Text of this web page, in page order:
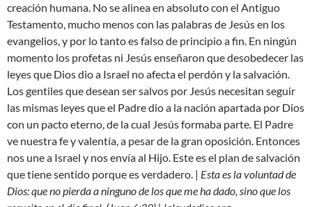
creación humana. No se alinea en absoluto con el Antiguo
Testamento, mucho menos con las palabras de Jesús en los
evangelios, y por lo tanto es falso de principio a fin. En ningún
momento los profetas ni Jesús enseñaron que desobedecer las
leyes que Dios dio a Israel no afecta el perdón y la salvación.
Los gentiles que desean ser salvos por Jesús necesitan seguir
las mismas leyes que el Padre dio a la nación apartada por Dios
con un pacto eterno, de la cual Jesús formaba parte. El Padre
ve nuestra fe y valentía, a pesar de la gran oposición. Entonces
nos une a Israel y nos envía al Hijo. Este es el plan de salvación
que tiene sentido porque es verdadero. | Esta es la voluntad de
Dios: que no pierda a ninguno de los que me ha dado, sino que los